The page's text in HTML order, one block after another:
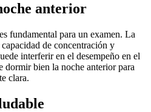
anterior
fundamental para un examen. La
de concentración y
interferir en el desempeño en el
dormir bien la noche anterior para
clara.